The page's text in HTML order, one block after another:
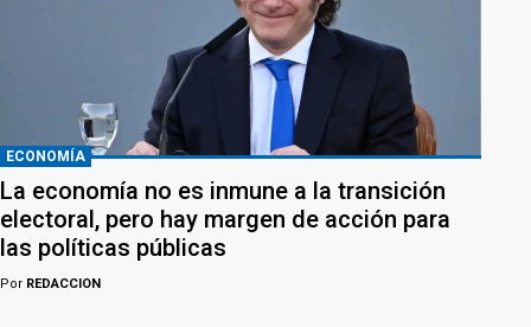
ECONOMÍA
La economía no es inmune a la transición
electoral, pero hay margen de acción para
las políticas públicas
Por REDACCION